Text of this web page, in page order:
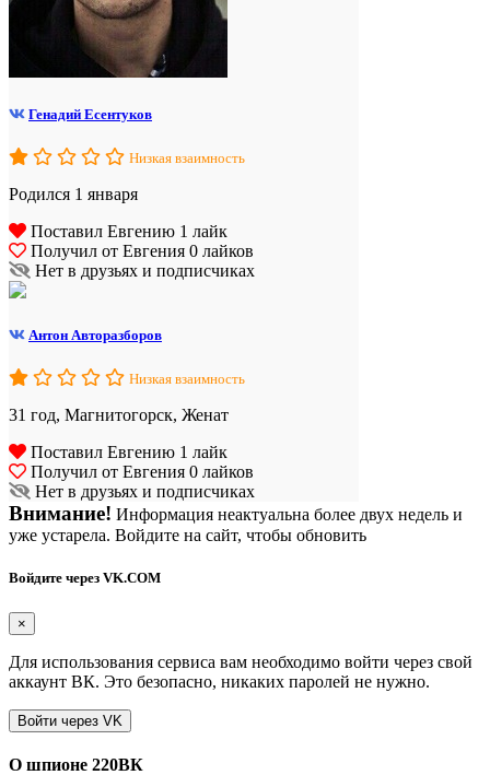
Генадий Есентуков
Низкая взаимность
Родился 1 января
Поставил Евгению 1 лайк
Получил от Евгения 0 лайков
Нет в друзьях и подписчиках
Антон Авторазборов
Низкая взаимность
31 год, Магнитогорск, Женат
Поставил Евгению 1 лайк
Получил от Евгения 0 лайков
Нет в друзьях и подписчиках
Внимание! Информация неактуальна более двух недель и
уже устарела. Войдите на сайт, чтобы обновить
Войдите через VK.COM
×
Для использования сервиса вам необходимо войти через свой
аккаунт ВК. Это безопасно, никаких паролей не нужно.
О шпионе 220ВК